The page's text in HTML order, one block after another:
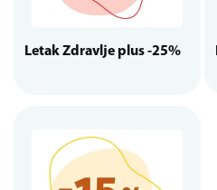
Letak Zdravlje plus -25%